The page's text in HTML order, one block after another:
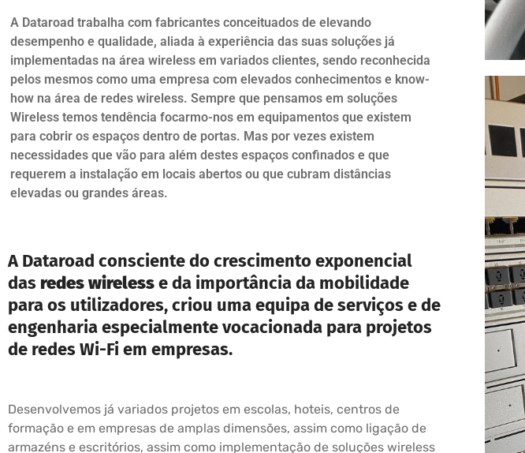
A Dataroad trabalha com fabricantes conceituados de elevando
desempenho e qualidade, aliada à experiência das suas soluções já
implementadas na área wireless em variados clientes, sendo reconhecida
pelos mesmos como uma empresa com elevados conhecimentos e know-
how na área de redes wireless. Sempre que pensamos em soluções
Wireless temos tendência focarmo-nos em equipamentos que existem
para cobrir os espaços dentro de portas. Mas por vezes existem
necessidades que vão para além destes espaços confinados e que
requerem a instalação em locais abertos ou que cubram distâncias
elevadas ou grandes áreas.
A Dataroad consciente do crescimento exponencial
das redes wirelesse da importância da mobilidade
para os utilizadores, criou uma equipa de serviços e de
engenharia especialmente vocacionada para projetos
de redes Wi-Fi em empresas.
Desenvolvemos já variados projetos em escolas, hoteis, centros de
formação e em empresas de amplas dimensões, assim como ligação de
armazéns e escritórios, assim como implementação de soluções wireless